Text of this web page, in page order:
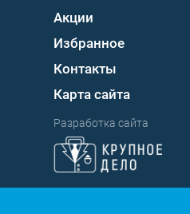
Акции
Избранное
Контакты
Карта сайта
Разработка сайта